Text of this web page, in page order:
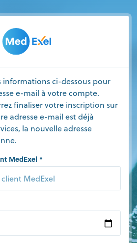
informations ci-dessous pour
e-mail à votre compte.
finaliser votre inscription sur
adresse e-mail est déjà
la nouvelle adresse
MedExel